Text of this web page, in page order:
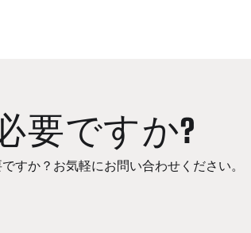
要ですか?
すか？お気軽にお問い合わせください。